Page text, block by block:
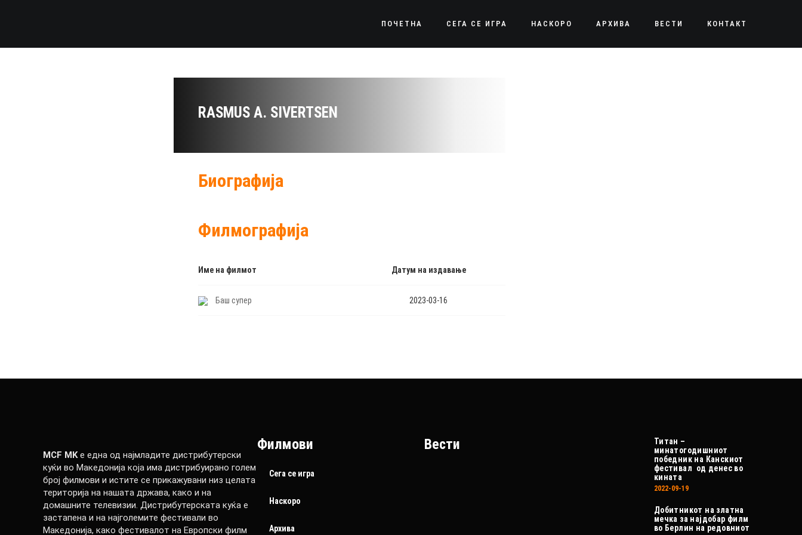
ПОЧЕТНА СЕГА СЕ ИГРА НАСКОРО АРХИВА ВЕСТИ КОНТАКТ
RASMUS A. SIVERTSEN
Биографија
Филмографија
Име на филмот Датум на издавање
Баш супер 2023-03-16
MCF MKе една од најмладите дистрибутерски
куќи во Македонија која има дистрибуирано голем
број филмови и истите се прикажувани низ целата
територија на нашата држава, како и на
домашните телевизии. Дистрибутерската куќа е
застапена и на најголемите фестивали во
Македонија, како фестивалот на Европски филм
Филмови
Сега се игра
Наскоро
Архива
Вести
Титан –
минатогодишниот
победник на Канскиот
фестивал од денес во
кината
2022-09-19
Добитникот на златна
мечка за најдобар филм
во Берлин на редовниот